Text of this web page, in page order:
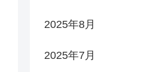
2025年8月
2025年7月